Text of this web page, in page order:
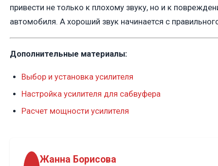
привести не только к плохому звуку, но и к
автомобиля. А хороший звук начинается с
Дополнительные материалы:
Выбор и установка усилителя
Настройка усилителя для сабвуфера
Расчет мощности усилителя
Жанна Борисова